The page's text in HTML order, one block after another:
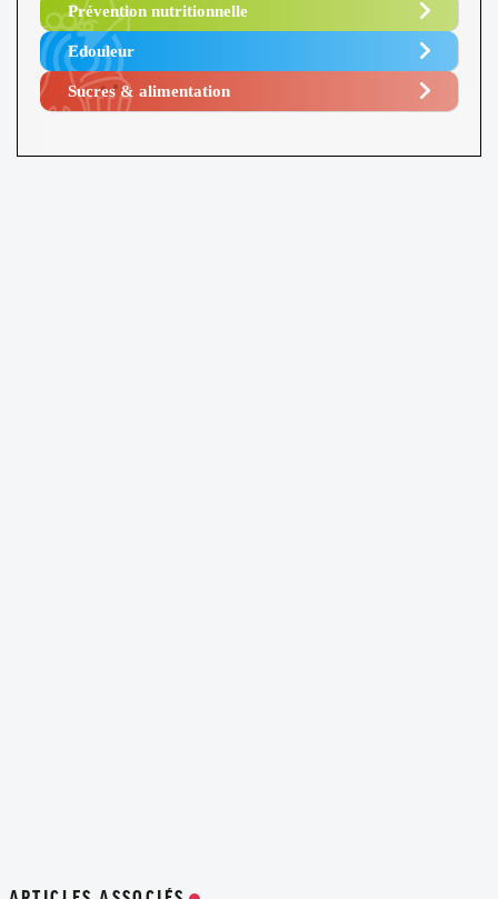
Prévention nutritionnelle
Edouleur​
Sucres & alimentation​